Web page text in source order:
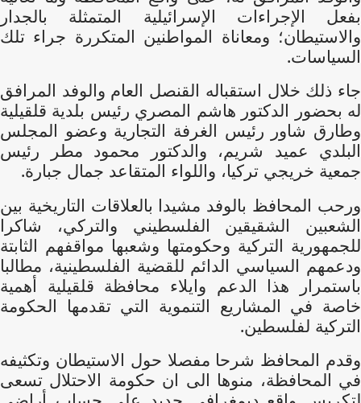
بفعل الإجراءات الإسرائيلية المتمثلة بالجدار
والاستيطان؛ ومعاناة المواطنين المتكررة جراء تلك
السياسات.
جاء ذلك خلال استقباله القنصل العام والوفد المرافق
له بحضور الدكتور هاشم المصري رئيس بلدية قلقيلية
وطارق شاور رئيس الغرفة التجارية وعضو المجلس
البلدي عميد شريم، والدكتور محمود مطر رئيس
جمعية خريجي تركيا، واللواء المتقاعد جمال جبارة.
ورحب المحافظ بالوفد مشيدا بالعلاقات التاريخية بين
الشعبين الشقيقين الفلسطيني والتركي، شاكرا
للجمهورية التركية وحكومتها وشعبها مواقفهم الثابتة
ودعمهم السياسي الدائم للقضية الفلسطينية، مطالبا
باستمرار هذا الدعم وايلاء محافظة قلقيلية أهمية
خاصة في المشاريع التنموية التي تقدمها الحكومة
التركية لفلسطين.
وقدم المحافظ شرحا مفصلا حول الاستيطان وتكثيفه
في المحافظة، منوها الى ان حكومة الاحتلال تسعى